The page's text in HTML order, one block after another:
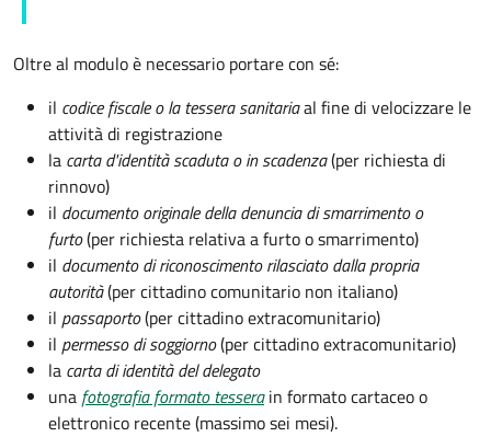
Oltre al modulo è necessario portare con sé:
il codice fiscale o la tessera sanitariaal fine di velocizzare le
attività di registrazione
la carta d'identità scaduta o in scadenza(per richiesta di
rinnovo)
il documento originale della denuncia di smarrimento o
furto(per richiesta relativa a furto o smarrimento)
il documento di riconoscimento rilasciato dalla propria
autorità(per cittadino comunitario non italiano)
il passaporto(per cittadino extracomunitario)
il permesso di soggiorno(per cittadino extracomunitario)
la carta di identità del delegato
una fotografia formato tessera in formato cartaceo o
elettronico recente (massimo sei mesi).